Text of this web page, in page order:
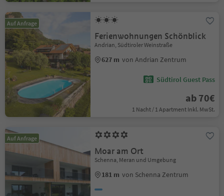
Auf Anfrage
Ferienwohnungen Schönblick
Andrian, Südtiroler Weinstraße
627 m von Andrian Zentrum
Südtirol Guest Pass
ab 70€
1 Nacht / 1 Apartment Inkl. MwSt.
Auf Anfrage
Moar am Ort
Schenna, Meran und Umgebung
181 m von Schenna Zentrum